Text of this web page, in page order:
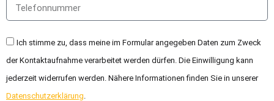
Ich stimme zu, dass meine im Formular angegeben Daten zum Zweck
der Kontaktaufnahme verarbeitet werden dürfen. Die Einwilligung kann
jederzeit widerrufen werden. Nähere Informationen finden Sie in unserer
Datenschutzerklärung